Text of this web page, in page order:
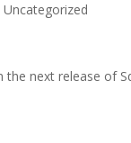
Uncategorized
next release of